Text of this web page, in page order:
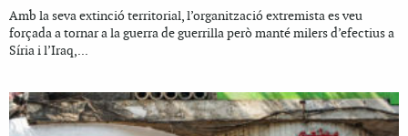
Amb la seva extinció territorial, l’organització extremista es veu
forçada a tornar a la guerra de guerrilla però manté milers d’efectius a
Síria i l’Iraq,...